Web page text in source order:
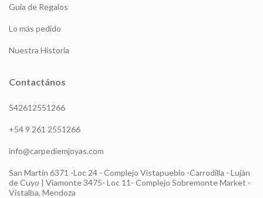
Guía de Regalos
Lo más pedido
Nuestra Historia
Contactános
542612551266
+54 9 261 2551266
info@carpediemjoyas.com
San Martín 6371 -Loc 24 - Complejo Vistapueblo -Carrodilla - Luján
de Cuyo | Viamonte 3475- Loc 11- Complejo Sobremonte Market -
Vistalba, Mendoza